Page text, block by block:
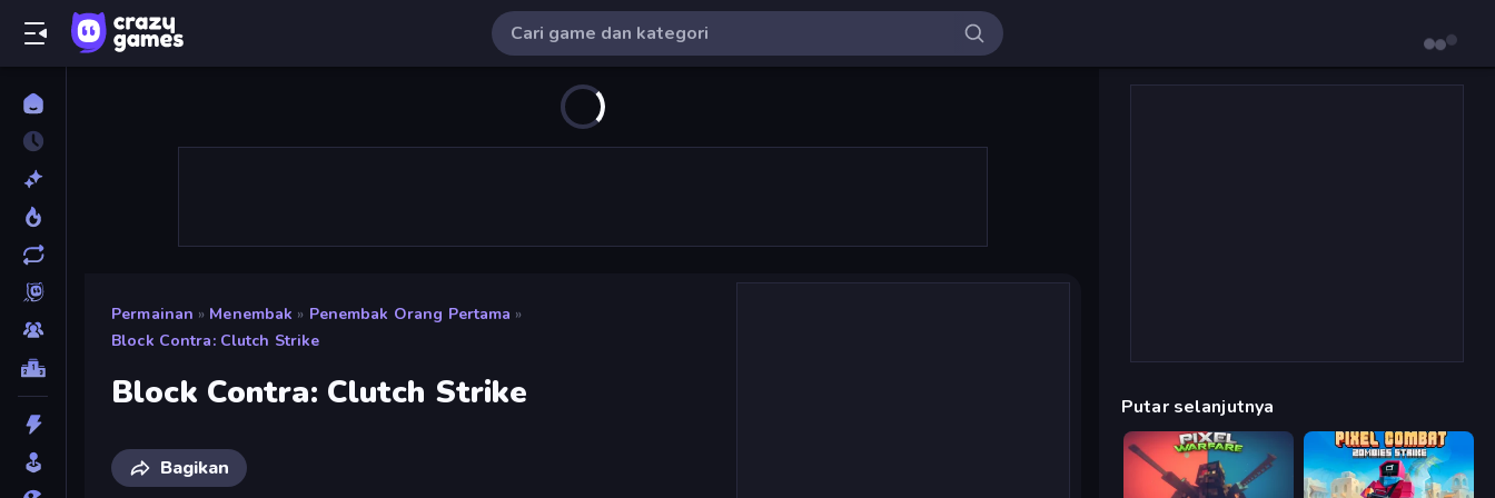
Permainan » Menembak » Penembak Orang Pertama »
Block Contra: Clutch Strike
Block Contra: Clutch Strike
Bagikan
Putar selanjutnya